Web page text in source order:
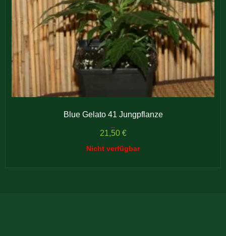
Blue Gelato 41 Jungpflanze
21,50 €
Nicht verfügbar